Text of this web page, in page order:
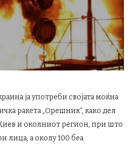
ја употреби својата моќна
ракета „Орешник“, како дел
и околниот регион, при што
лица, а околу 100 беа